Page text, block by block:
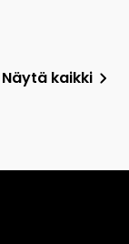
Näytä kaikki